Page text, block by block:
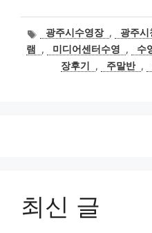
태광주시수영장 ,
광주
램
, 미디어센터수영 , 수
장후기
, 주말반 ,
최신 글